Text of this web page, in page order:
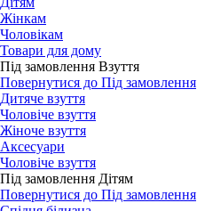
Жінкам
Чоловікам
Товари для дому
Під замовлення Взуття
Повернутися до Під замовлення
Дитяче взуття
Чоловіче взуття
Жіноче взуття
Аксесуари
Чоловіче взуття
Під замовлення Дітям
Повернутися до Під замовлення